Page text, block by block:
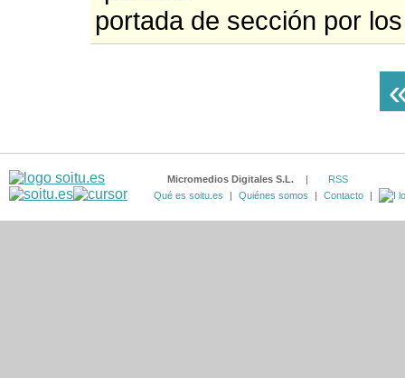
portada de sección por
Micromedios Digitales S.L.
RSS
Qué es soitu.es
Quiénes somos Contacto